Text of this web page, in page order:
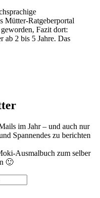
Mütter-Ratgeberportal
Fazit dort:
2 bis 5 Jahre. Das
im Jahr – und auch nur
Spannendes zu berichten
Ausmalbuch zum selber
🙂